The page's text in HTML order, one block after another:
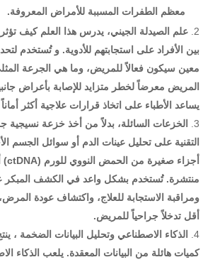
معظم الطفرات المسببة للأمراض المعروفة.
علم الصيدلة الجيني، يدرس هذا العلم كيف تؤثر
بين الأفراد على استجابتهم للأدوية. و تُستخدم
معين سيكون فعالاً للمريض، وما هي الجرعة
المريض معرضاً لخطر متزايد للإصابة بأعراض
يساعد الأطباء على اتخاذ قرارات علاجية أكثر أماناً
الخزعات السائلة، بدلاً من أخذ خزعة نسيجية
التقنية على تحليل عينات الدم أو سوائل الجسم
أجزاء صغيرة من الحمض النووي للورم (ctDNA)
منتشرة. تُستخدم بشكل واعد في الكشف المبكر
ومراقبة الاستجابة للعلاج، واكتشاف عودة
أقل تدخلاً جراحياً للمريض.
الذكاء الاصطناعي وتحليل البيانات الضخمة ،
كميات هائلة من البيانات المعقدة. يلعب الذكاء